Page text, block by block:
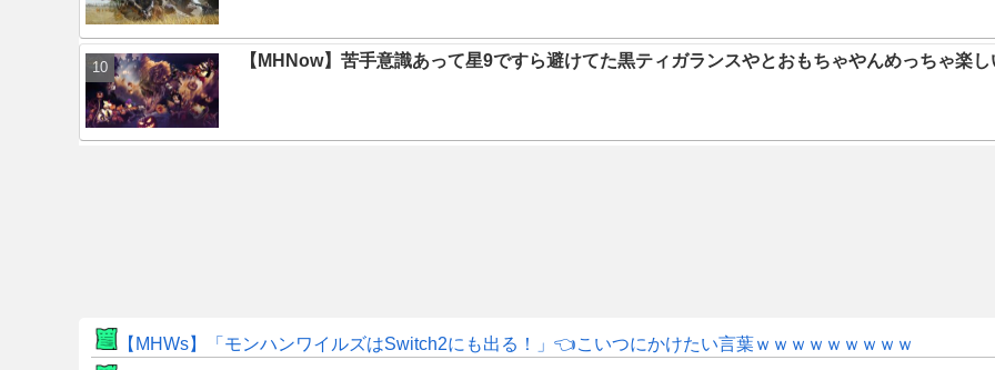
【MHNow】苦手意識あって星9ですら避けてた黒ティガランスやとおもちゃやんめっちゃ楽し
【MHWs】「モンハンワイルズはSwitch2にも出る！」👈こいつにかけたい言葉ｗｗｗｗｗｗｗｗｗ